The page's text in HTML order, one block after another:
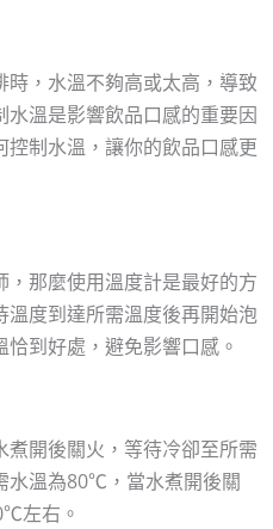
，水溫不夠高或太高，導致
溫是影響飲品口感的重要因
制水溫，讓你的飲品口感更
那麼使用溫度計是最好的方
度到達所需溫度後再開始泡
到好處，避免影響口感。
開後關火，等待冷卻至所需
水溫為80℃，當水煮開後關
左右。